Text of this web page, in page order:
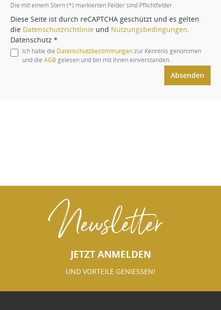
Die mit einem Stern (*) markierten Felder sind Pflichtfelder.
Diese Seite ist durch reCAPTCHA geschützt und es gelten
die Datenschutzrichtlinie und Nutzungsbedingungen
Datenschutz *
Ich habe die Datenschutzbestimmungenzur Kenntnis genommen
und die AGB gelesen und bin mit ihnen einverstanden.
Absenden
Newsletter
JETZT ANMELDEN
UND VORTEILE GENIESSEN!